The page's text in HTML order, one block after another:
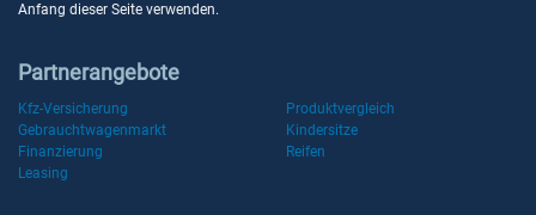
Anfang dieser Seite verwenden.
Partnerangebote
Kfz-Versicherung
Produktvergleich
Gebrauchtwagenmarkt
Kindersitze
Finanzierung
Reifen
Leasing